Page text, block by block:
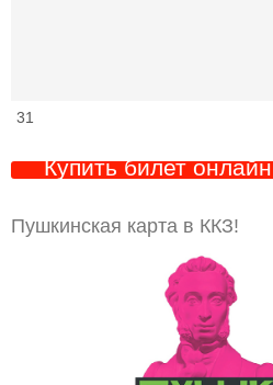
31
Купить билет онлайн
Пушкинская карта в ККЗ!